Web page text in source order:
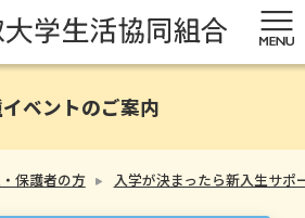
ベントのご案内
保護者の方 入学が決まったら新入生サポ